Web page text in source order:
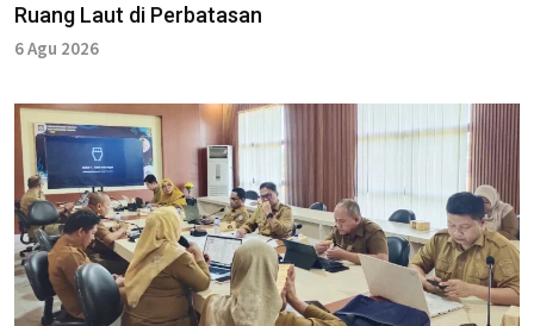
Ruang Laut di Perbatasan
6 Agu 2026